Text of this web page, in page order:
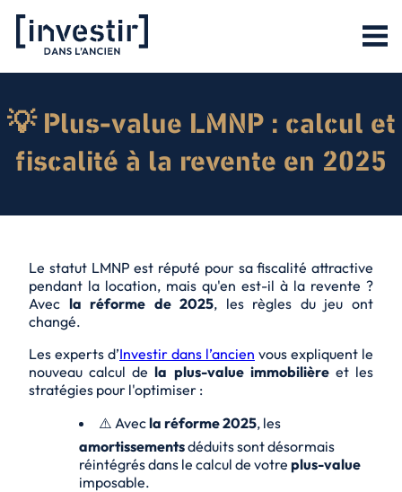
💡 Plus-value LMNP : calcul et
fiscalité à la revente en 2025
Le statut LMNP est réputé pour sa fiscalité attractive
pendant la location, mais qu'en est-il à la revente ?
Avec la réforme de 2025, les règles du jeu ont
changé.
Les experts d’Investir dans l’ancien vous expliquent le
nouveau calcul dela plus-value immobilièreet les
stratégies pour l'optimiser :
⚠️ Avecla réforme 2025, les
amortissementsdéduits sont désormais
réintégrés dans le calcul de votre plus-value
imposable.